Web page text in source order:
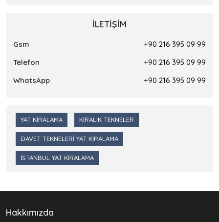
İLETIŞIM
Gsm
+90 216 395 09 99
Telefon
+90 216 395 09 99
WhatsApp
+90 216 395 09 99
YAT KIRALAMA KIRALIK TEKNELER
DAVET TEKNELERI YAT KIRALAMA
İSTANBUL YAT KIRALAMA
Hakkımızda